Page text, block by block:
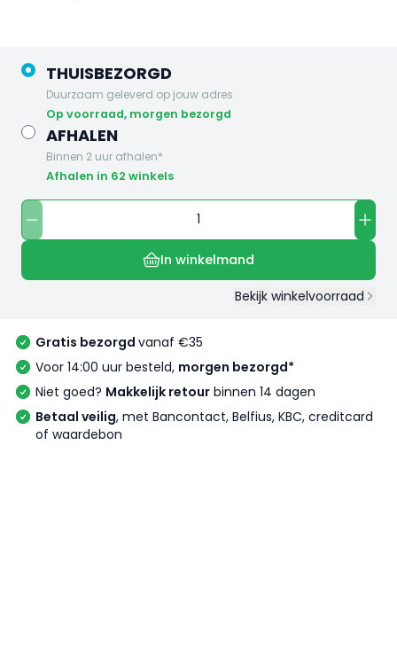
THUISBEZORGD
Duurzaam geleverd op jouw adres
op voorraad, morgen bezorgd
AFHALEN
Binnen 2 uur afhalen*
Afhalen in 62 winkels
In winkelmand
Bekijk winkelvoorraad
Gratis bezorgd vanaf €35
Voor 14:00 uur besteld, morgen bezorgd*
Niet goed? Makkelijk retour binnen 14 dagen
Betaal veilig, met Bancontact, Belfius, KBC, creditcard
of waardebon